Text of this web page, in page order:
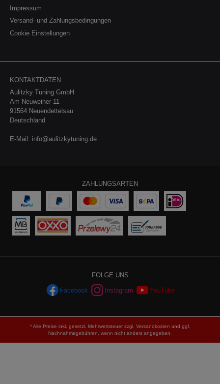
Impressum
Versand- und Zahlungsbedingungen
Cookie Einstellungen
KONTAKTDATEN
Aulitzky Tuning GmbH
Am Neuweiher 11
91564 Neuendettelsau
Deutschland
E-Mail: info@aulitzkytuning.de
ZAHLUNGSARTEN
FOLGE UNS
Facebook Instagram YouTube
* Alle Preise inkl. gesetzl. Mehrwertsteuer zzgl. Versandkosten und ggf.
Nachnahmegebühren, wenn nicht anders angegeben.